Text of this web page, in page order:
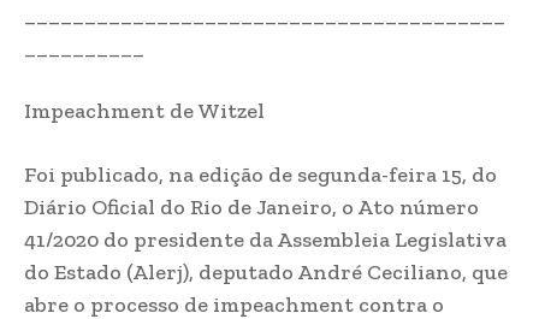
Impeachment de Witzel
Foi publicado, na edição de segunda-feira 15, do
Diário Oficial do Rio de Janeiro, o Ato número
41/2020 do presidente da Assembleia Legislativa
do Estado (Alerj), deputado André Ceciliano, que
abre o processo de impeachment contra o